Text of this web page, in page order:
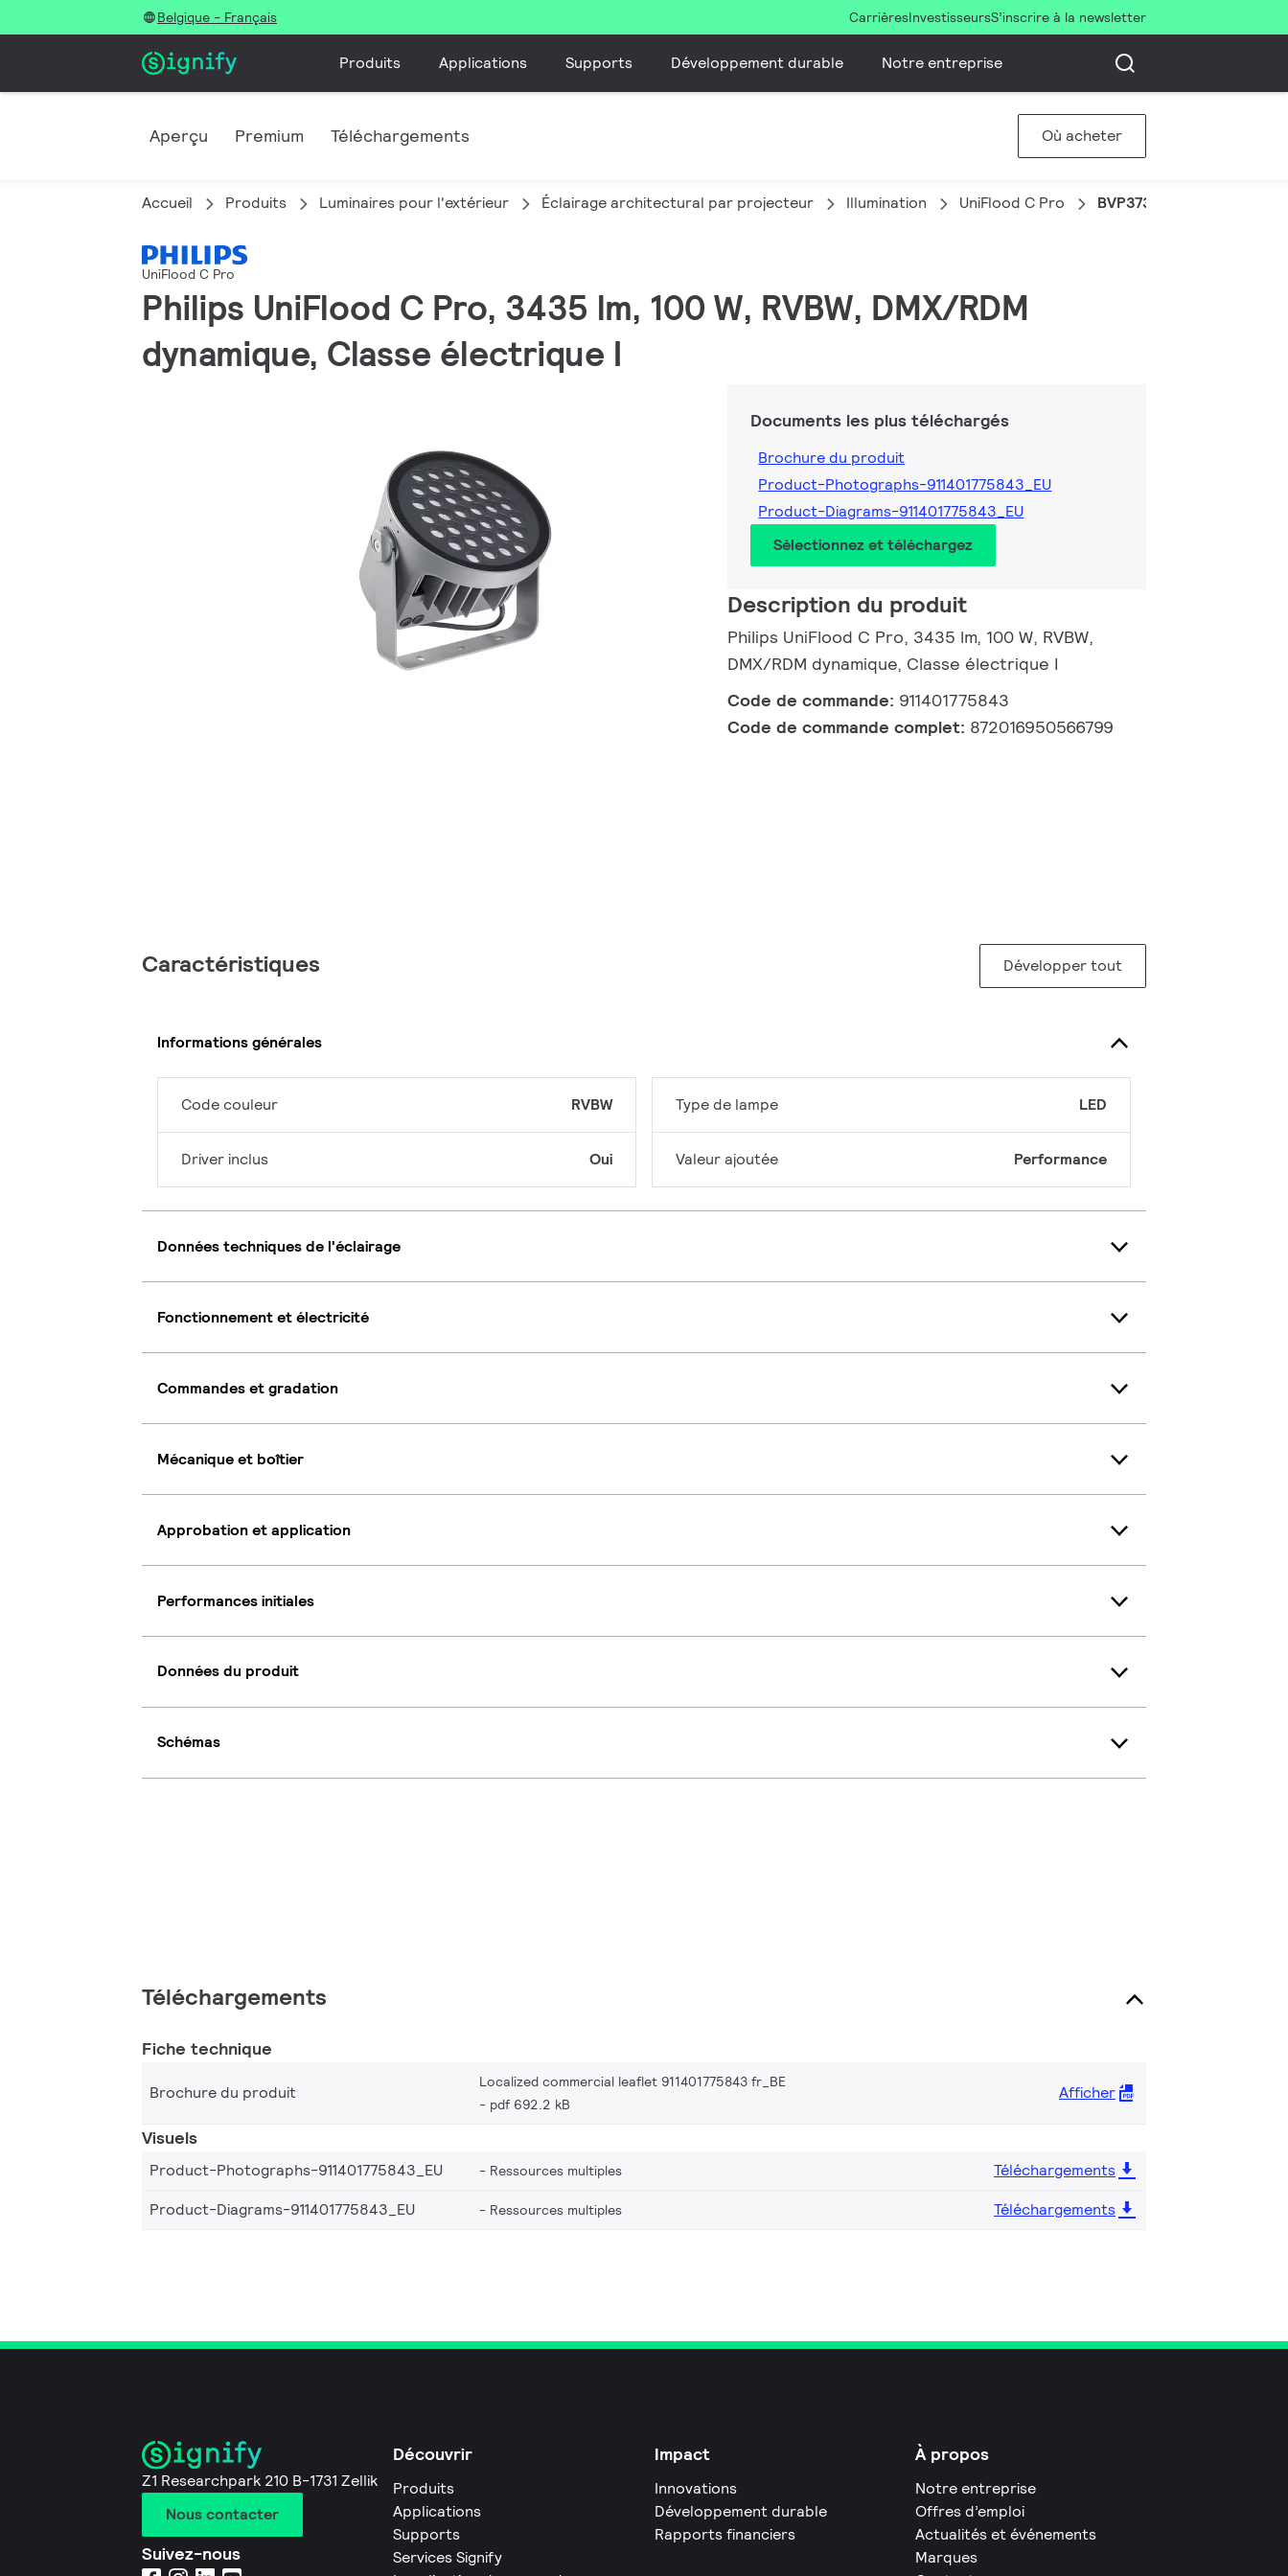
Belgique - Français CarrièresInvestisseursS’inscrire à la newsletter
Produits Applications Supports Développement durable Notre entreprise
Aperçu Premium Téléchargements Où acheter
Accueil Produits Luminaires pour l'extérieur Éclairage architectural par projecteur Illumination UniFlood C Pro BVP373 36LED RGBWW
UniFlood C Pro
Philips UniFlood C Pro, 3435 lm, 100 W, RVBW, DMX/RDM
dynamique, Classe électrique I
Documents les plus téléchargés
Brochure du produit
Product-Photographs-911401775843_EU
Product-Diagrams-911401775843_EU
Sélectionnez et téléchargez
Description du produit
Philips UniFlood C Pro, 3435 lm, 100 W, RVBW,
DMX/RDM dynamique, Classe électrique I
Code de commande: 911401775843
Code de commande complet: 872016950566799
Caractéristiques Développer tout
Informations générales
Code couleur RVBW
Driver inclus Oui
Type de lampe LED
Valeur ajoutée Performance
Données techniques de l'éclairage
Fonctionnement et électricité
Commandes et gradation
Mécanique et boîtier
Approbation et application
Performances initiales
Données du produit
Schémas
Téléchargements
Fiche technique
Brochure du produit
Localized commercial leaflet 911401775843 fr_BE
pdf 692.2 kB
Afficher
Visuels
Product-Photographs-911401775843_EU Ressources multiples
Téléchargements
Product-Diagrams-911401775843_EU
Ressources multiples Téléchargements
Z1 Researchpark 210 B-1731 Zellik
Nous contacter
Suivez-nous
Découvrir
Produits
Applications
Supports
Services Signify
Impact
Innovations
Développement durable
Rapports financiers
À propos
Notre entreprise
Offres d’emploi
Actualités et événements
Marques